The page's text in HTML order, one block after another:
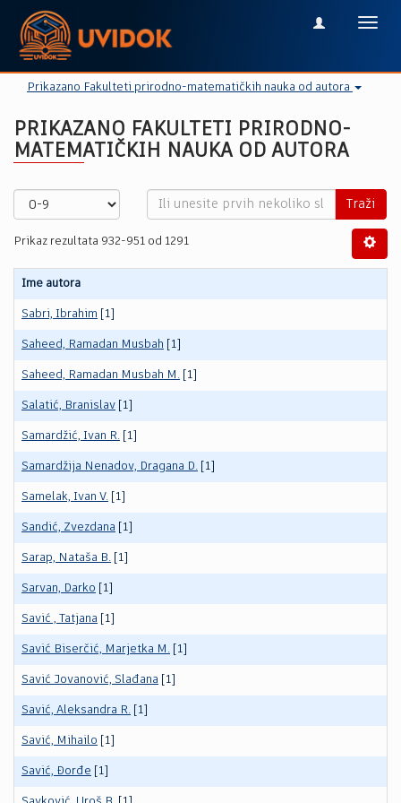
Prikazano Fakulteti prirodno-matematičkih nauka od autora
PRIKAZANO FAKULTETI PRIRODNO-
MATEMATIČKIH NAUKA OD AUTORA
Traži
Prikaz rezultata 932-951 od 1291
Ime autora
Sabri, Ibrahim [1]
Saheed, Ramadan Musbah [1]
Saheed, Ramadan Musbah M. [1]
Salatić, Branislav [1]
Samardžić, Ivan R. [1]
Samardžija Nenadov, Dragana D. [1]
Samelak, Ivan V. [1]
Sandić, Zvezdana [1]
Sarap, Nataša B. [1]
Sarvan, Darko [1]
Savić , Tatjana [1]
Savić Biserčić, Marjetka M. [1]
Savić Jovanović, Slađana [1]
Savić, Aleksandra R. [1]
Savić, Mihailo [1]
Savić, Đorđe [1]